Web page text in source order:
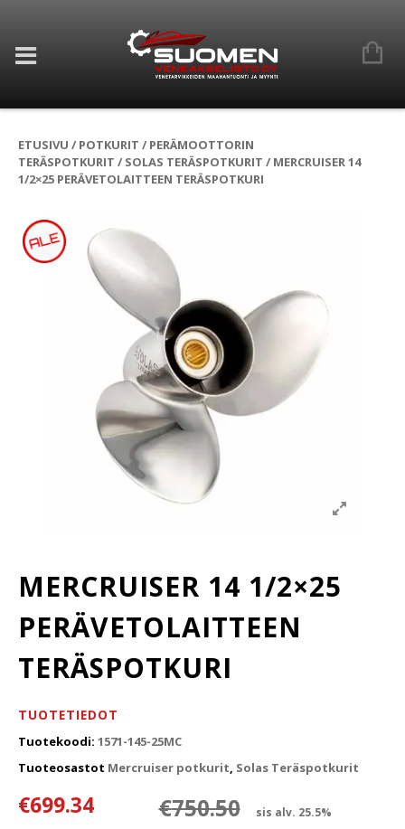
ETUSIVU / POTKURIT / PERÄMOOTTORIN
TERÄSPOTKURIT / SOLAS TERÄSPOTKURIT / MERCRUISER 14
1/2×25 PERÄVETOLAITTEEN TERÄSPOTKURI
MERCRUISER 14 1/2×25
PERÄVETOLAITTEEN
TERÄSPOTKURI
TUOTETIEDOT
Tuotekoodi: 1571-145-25MC
Tuoteosastot Mercruiser potkurit, Solas Teräspotkurit
€750.50
€699.34 Nykyinen
sis alv. 25.5%